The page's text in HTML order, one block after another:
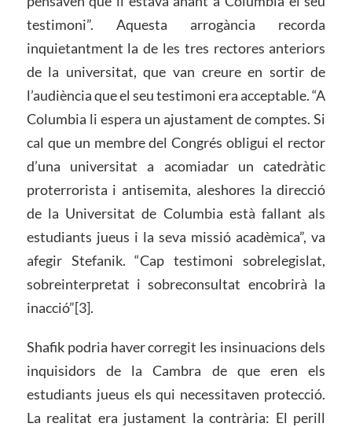
testimoni”. Aquesta arrogància recorda
inquietantment la de les tres rectores anteriors
de la universitat, que van creure en sortir de
l’audiència que el seu testimoni era acceptable. “A
Columbia li espera un ajustament de comptes. Si
cal que un membre del Congrés obligui el rector
d’una universitat a acomiadar un catedràtic
proterrorista i antisemita, aleshores la direcció
de la Universitat de Columbia està fallant als
estudiants jueus i la seva missió acadèmica”, va
afegir Stefanik. “Cap testimoni sobrelegislat,
sobreinterpretat i sobreconsultat encobrirà la
inacció”[3].
Shafik podria haver corregit les insinuacions dels
inquisidors de la Cambra de que eren els
estudiants jueus els qui necessitaven protecció.
La realitat era justament la contrària: El perill